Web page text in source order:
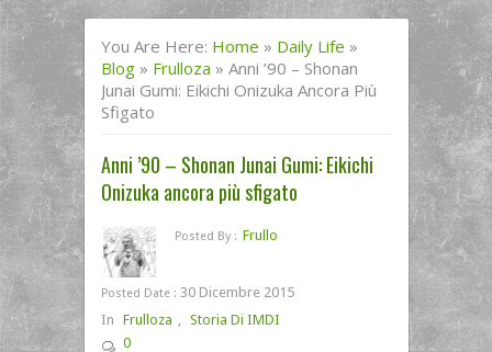
You Are Here: Home » Daily Life »
Blog » Frulloza » Anni ’90 – Shonan
Junai Gumi: Eikichi Onizuka Ancora Più
Sfigato
Anni ’90 – Shonan Junai Gumi: Eikichi
Onizuka ancora più sfigato
Posted By : Frullo
Posted Date : 30 Dicembre 2015
In Frulloza , Storia Di IMDI
0